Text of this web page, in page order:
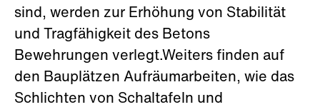
sind, werden zur Erhöhung von Stabilität
und Tragfähigkeit des Betons
Bewehrungen verlegt.Weiters finden auf
den Bauplätzen Aufräumarbeiten, wie das
Schlichten von Schaltafeln und